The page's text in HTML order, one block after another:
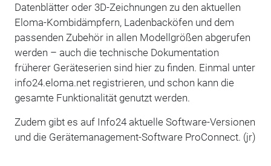
Datenblätter oder 3D-Zeichnungen zu den aktuellen
Eloma-Kombidämpfern, Ladenbacköfen und dem
passenden Zubehör in allen Modellgrößen abgerufen
werden – auch die technische Dokumentation
früherer Geräteserien sind hier zu finden. Einmal unter
info24.eloma.net registrieren, und schon kann die
gesamte Funktionalität genutzt werden.
Zudem gibt es auf Info24 aktuelle Software-Versionen
und die Gerätemanagement-Software ProConnect. (jr)